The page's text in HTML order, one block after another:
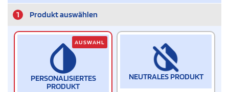
1 Produkt auswählen
PERSONALISIERTES
PRODUKT
AUSWAHL
NEUTRALES PRODUKT